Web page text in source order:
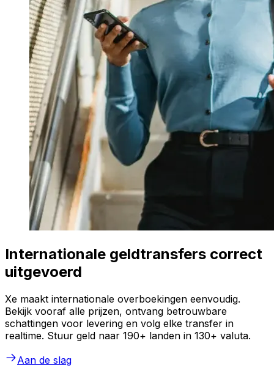
Internationale geldtransfers correct
uitgevoerd
Xe maakt internationale overboekingen eenvoudig.
Bekijk vooraf alle prijzen, ontvang betrouwbare
schattingen voor levering en volg elke transfer in
realtime. Stuur geld naar 190+ landen in 130+ valuta.
Aan de slag